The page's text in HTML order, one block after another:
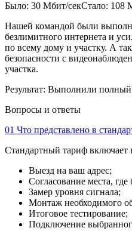
Было: 30 Мбит/секСтало: 108
Нашей командой были
безлимитного интернета и
по всему дому и участку. А
безопасности с
участка.
Результат: Выполнили полный
Вопросы и ответы
01 Что представлено в
Стандартный тариф включает
Выезд на ваш адрес;
Согласование места,
Замер уровня сигнала;
Монтаж необходимого
Итоговое тестирование;
Подключение